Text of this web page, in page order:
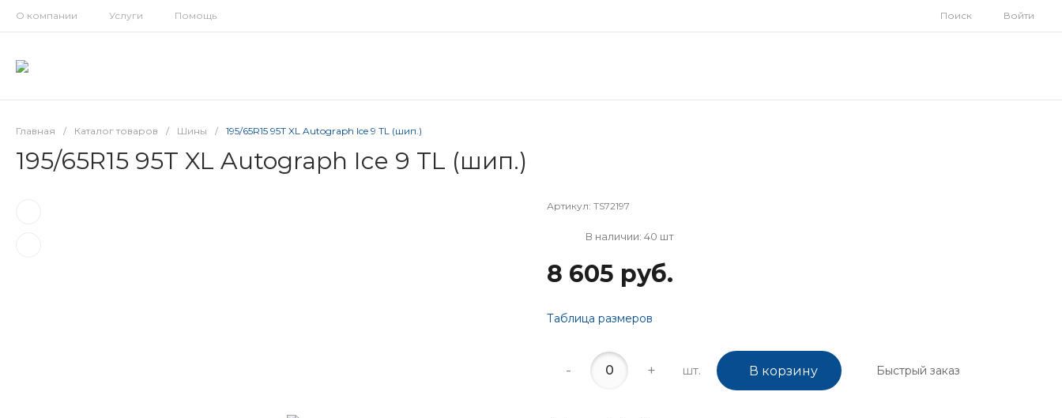
О компании Услуги Помощь Поиск Войти
Главная / Каталог товаров / Шины / 195/65R15 95T XL Autograph Ice 9 TL (шип.)
195/65R15 95T XL Autograph Ice 9 TL (шип.)
Артикул: TS72197
В наличии: 40 шт
8 605 руб.
Таблица размеров
- + шт. В корзину Быстрый заказ